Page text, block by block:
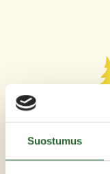
Suostumus